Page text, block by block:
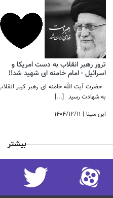
ترور رهبر انقلاب به دست امریکا و
اسرائیل - امام خامنه ای شهید شد!! ​​​​​​​
حضرت آیت الله خامنه ای رهبر کبیر
به شهادت رسید
[...]
۱۴۰۴/۱۲/۱۱ | ابن سینا
بیشتر